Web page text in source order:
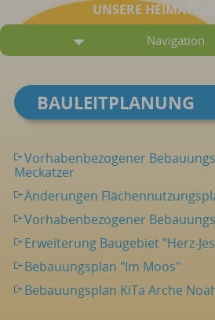
UNSERE
Navigation
BAULEITPLANUNG
Vorhabenbezogener
Meckatzer
Änderungen
Vorhabenbezogener
Erweiterung Baugebiet "Herz-
Bebauungsplan "Im Moos"
Bebauungsplan KiTa Arche